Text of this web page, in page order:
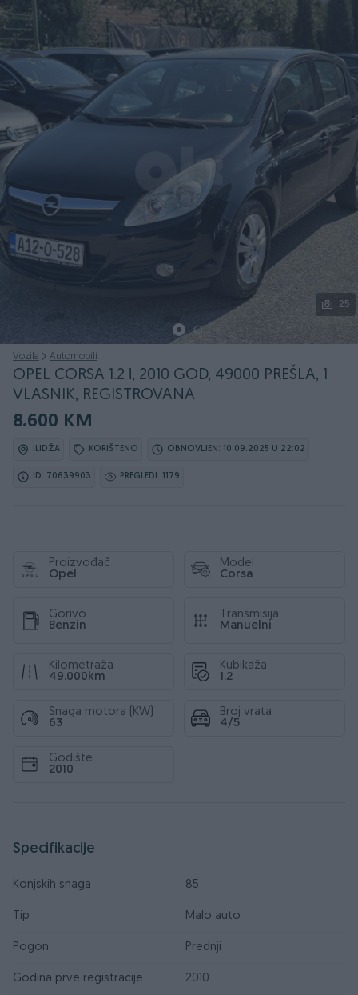
25
Vozila Automobili
OPEL CORSA 1.2 i, 2010 GOD, 49000 PREŠLA, 1
VLASNIK, REGISTROVANA
8.600 KM
ILIDŽA KORIŠTENO OBNOVLJEN: 10.09.2025 U 22:02
ID: 70639903 PREGLEDI: 1179
Proizvođač
Opel
Model
Corsa
Gorivo
Benzin
Transmisija
Manuelni
Kilometraža
49.000km
Kubikaža
1.2
Snaga motora (KW)
63
Broj vrata
4/5
Godište
2010
Specifikacije
Konjskih snaga 85
Tip Malo auto
Pogon Prednji
Godina prve registracije 2010